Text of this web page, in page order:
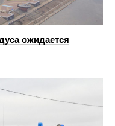
ожидается